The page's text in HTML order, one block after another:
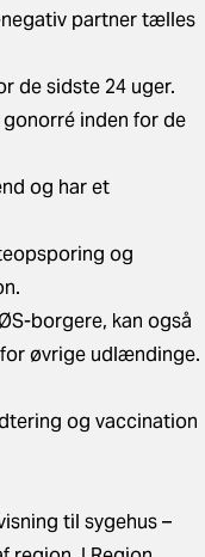
partner tælles
de sidste 24 uger.
inden for de
og har et
og
borgere, kan også
øvrige udlændinge.
og vaccination
til sygehus –